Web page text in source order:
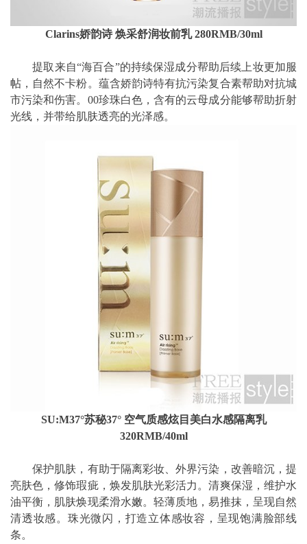
Clarins娇韵诗 焕采舒润妆前乳 280RMB/30ml
提取来自“海百合”的持续保湿成分帮助后续上妆更加服
帖，自然不卡粉。蕴含娇韵诗特有抗污染复合素帮助对抗城
市污染和伤害。00珍珠白色，含有的云母成分能够帮助折射
光线，并带给肌肤透亮的光泽感。
SU:M37°苏秘37° 空气质感炫目美白水感隔离乳
320RMB/40ml
保护肌肤，有助于隔离彩妆、外界污染，改善暗沉，提
亮肤色，修饰瑕疵，焕发肌肤光彩活力。清爽保湿，维护水
油平衡，肌肤焕现柔滑水嫩。轻薄质地，易推抹，呈现自然
清透妆感。珠光微闪，打造立体感妆容，呈现饱满脸部线
条。